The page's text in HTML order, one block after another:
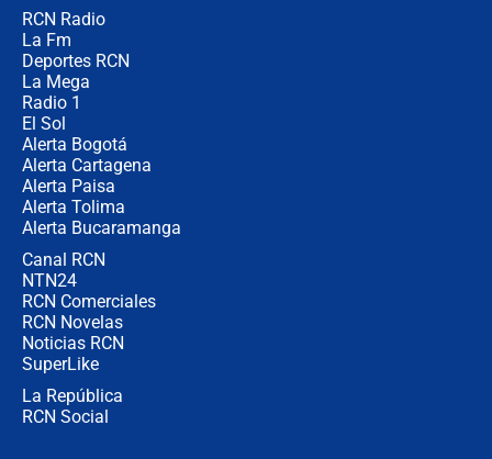
RCN Radio
La Fm
Deportes RCN
La Mega
Radio 1
El Sol
Alerta Bogotá
Alerta Cartagena
Alerta Paisa
Alerta Tolima
Alerta Bucaramanga
Canal RCN
NTN24
RCN Comerciales
RCN Novelas
Noticias RCN
SuperLike
La República
RCN Social